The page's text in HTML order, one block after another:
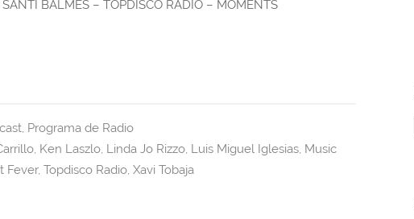
BALMES – TOPDISCO RADIO – MOMENTS
, Programa de Radio
, Ken Laszlo, Linda Jo Rizzo, Luis Miguel Iglesias, Music
Fever, Topdisco Radio Xavi Tobaja